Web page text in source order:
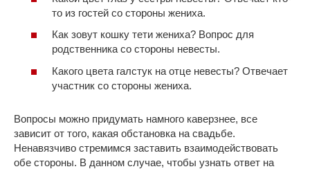
то из гостей со стороны жениха.
Как зовут кошку тети жениха? Вопрос для
родственника со стороны невесты.
Какого цвета галстук на отце невесты? Отвечает
участник со стороны жениха.
Вопросы можно придумать намного каверзнее, все
зависит от того, какая обстановка на свадьбе.
Ненавязчиво стремимся заставить взаимодействовать
обе стороны. В данном случае, чтобы узнать ответ на